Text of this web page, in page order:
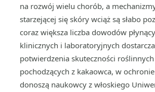
na rozwój wielu chorób, a
starzejącej się skóry wciąż są słabo
coraz większa liczba dowodów
klinicznych i laboratoryjnych
potwierdzenia skuteczności
pochodzących z kakaowca, w
donoszą naukowcy z włoskiego